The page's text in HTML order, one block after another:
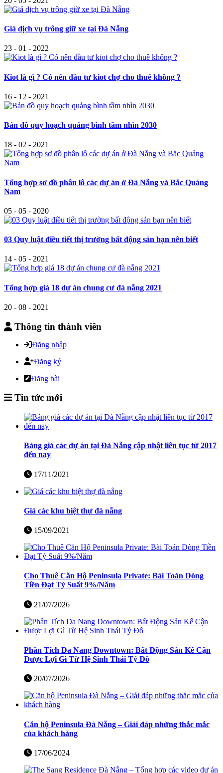
Giá dịch vụ trông giữ xe tại Đà Nẵng
23 - 01 - 2022
Kiot là gì ? Có nên đầu tư kiot chợ cho thuê không ?
16 - 12 - 2021
Bản đồ quy hoạch quảng bình tầm nhìn 2030
18 - 02 - 2021
Tổng hợp sơ đồ phân lô các dự án ở Đà Nẵng và Bắc Quảng
Nam
05 - 05 - 2020
03 Quy luật điều tiết thị trường bất động sản bạn nên biết
14 - 05 - 2021
Tổng hợp giá 18 dự án chung cư đà nẵng 2021
20 - 08 - 2021
Thông tin thành viên
Đăng nhập
Đăng ký
Đăng bài
Tin tức mới
Bảng giá các dự án tại Đà Nẵng cập nhật liên tục từ 2017
đến nay
17/11/2021
Giá các khu biệt thự đà nẵng
15/09/2021
Cho Thuê Căn Hộ Peninsula Private: Bài Toán Dòng
Tiền Đạt Tỷ Suất 9%/Năm
21/07/2026
Phân Tích Da Nang Downtown: Bất Động Sản Kế Cận
Được Lợi Gì Từ Hệ Sinh Thái Tỷ Đô
20/07/2026
Căn hộ Peninsula Đà Nẵng – Giải đáp những thắc mắc
của khách hàng
17/06/2024